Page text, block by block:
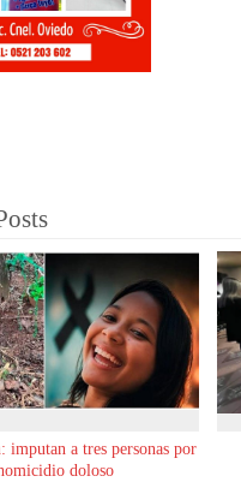
imputan a tres personas por
doloso